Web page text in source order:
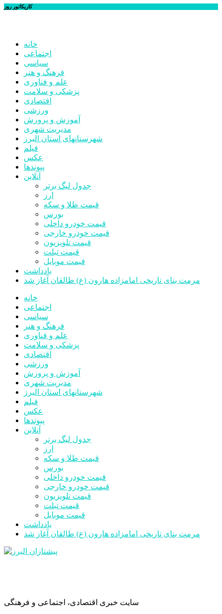
کاریکاتور روز
خانه
اجتماعی
سیاسی
فرهنگ و هنر
علم و فناوری
پزشکی و سلامت
اقتصادی
ورزشی
آموزش و پرورش
مدیریت شهری
شهرستانهای استان البرز
فیلم
عکس
پیوندها
آنلاین
جدول لیگ برتر
ارز
قیمت طلا و سکه
بورس
قیمت خودرو داخلی
قیمت خودرو خارجی
قیمت تلویزیون
قیمت تبلت
قیمت موبایل
یادداشت
مرمت بنای تاریخی امامزاده هارون (ع) طالقان آغاز شد
خانه
اجتماعی
سیاسی
فرهنگ و هنر
علم و فناوری
پزشکی و سلامت
اقتصادی
ورزشی
آموزش و پرورش
مدیریت شهری
شهرستانهای استان البرز
فیلم
عکس
پیوندها
آنلاین
جدول لیگ برتر
ارز
قیمت طلا و سکه
بورس
قیمت خودرو داخلی
قیمت خودرو خارجی
قیمت تلویزیون
قیمت تبلت
قیمت موبایل
یادداشت
مرمت بنای تاریخی امامزاده هارون (ع) طالقان آغاز شد
سایت خبری اقتصادی، اجتماعی و فرهنگی